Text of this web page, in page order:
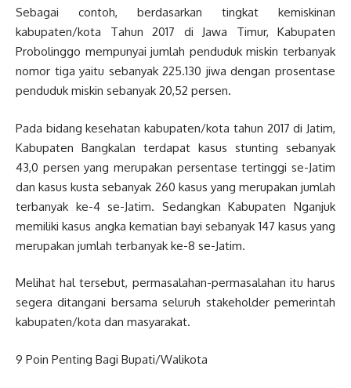
Sebagai contoh, berdasarkan tingkat kemiskinan
kabupaten/kota Tahun 2017 di Jawa Timur, Kabupaten
Probolinggo mempunyai jumlah penduduk miskin terbanyak
nomor tiga yaitu sebanyak 225.130 jiwa dengan prosentase
penduduk miskin sebanyak 20,52 persen.
Pada bidang kesehatan kabupaten/kota tahun 2017 di Jatim,
Kabupaten Bangkalan terdapat kasus stunting sebanyak
43,0 persen yang merupakan persentase tertinggi se-Jatim
dan kasus kusta sebanyak 260 kasus yang merupakan jumlah
terbanyak ke-4 se-Jatim. Sedangkan Kabupaten Nganjuk
memiliki kasus angka kematian bayi sebanyak 147 kasus yang
merupakan jumlah terbanyak ke-8 se-Jatim.
Melihat hal tersebut, permasalahan-permasalahan itu harus
segera ditangani bersama seluruh stakeholder pemerintah
kabupaten/kota dan masyarakat.
9 Poin Penting Bagi Bupati/Walikota